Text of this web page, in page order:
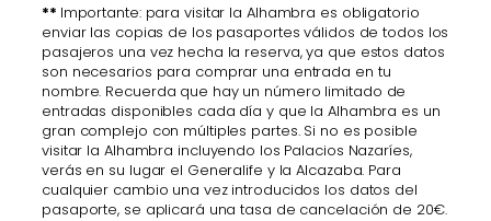
** Importante: para visitar la Alhambra es obligatorio
enviar las copias de los pasaportes válidos de todos los
pasajeros una vez hecha la reserva, ya que estos datos
son necesarios para comprar una entrada en tu
nombre. Recuerda que hay un número limitado de
entradas disponibles cada día y que la Alhambra es un
gran complejo con múltiples partes. Si no es posible
visitar la Alhambra incluyendo los Palacios Nazaríes,
verás en su lugar el Generalife y la Alcazaba. Para
cualquier cambio una vez introducidos los datos del
pasaporte, se aplicará una tasa de cancelación de 20€.